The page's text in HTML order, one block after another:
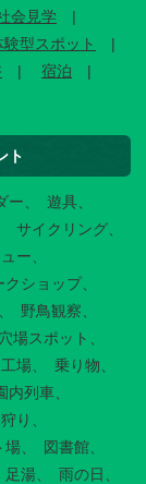
会見学
験型スポット
宿泊
ト
ー
遊具
サイクリング
ー
クショップ
野鳥観察
穴場スポット
場
乗り物
内列車
り
場
図書館
足湯
雨の日